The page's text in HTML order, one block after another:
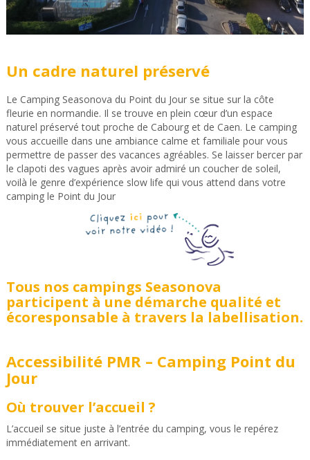
Un cadre naturel préservé
Le Camping Seasonova du Point du Jour se situe sur la côte
fleurie en normandie. Il se trouve en plein cœur d’un espace
naturel préservé tout proche de Cabourg et de Caen. Le camping
vous accueille dans une ambiance calme et familiale pour vous
permettre de passer des vacances agréables. Se laisser bercer par
le clapoti des vagues après avoir admiré un coucher de soleil,
voilà le genre d’expérience slow life qui vous attend dans votre
camping le Point du Jour
Tous nos campings Seasonova
participent à une démarche qualité et
écoresponsable à travers la labellisation.
Accessibilité PMR – Camping Point du
Jour
Où trouver l’accueil ?
L’accueil se situe juste à l’entrée du camping, vous le repérez
immédiatement en arrivant.